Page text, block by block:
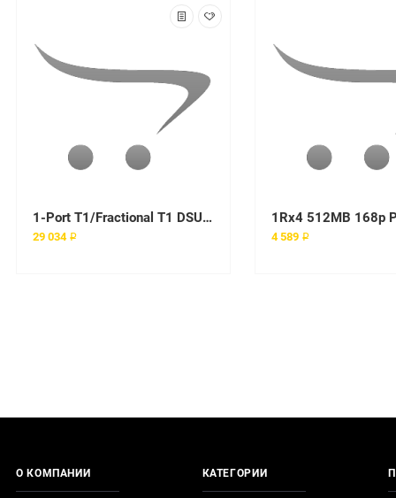
1-Port T1/Fractional T1 DSU/CSU WAN Interface Card
29 034 ₽ 4 589 ₽
О КОМПАНИИ КАТЕГОРИИ